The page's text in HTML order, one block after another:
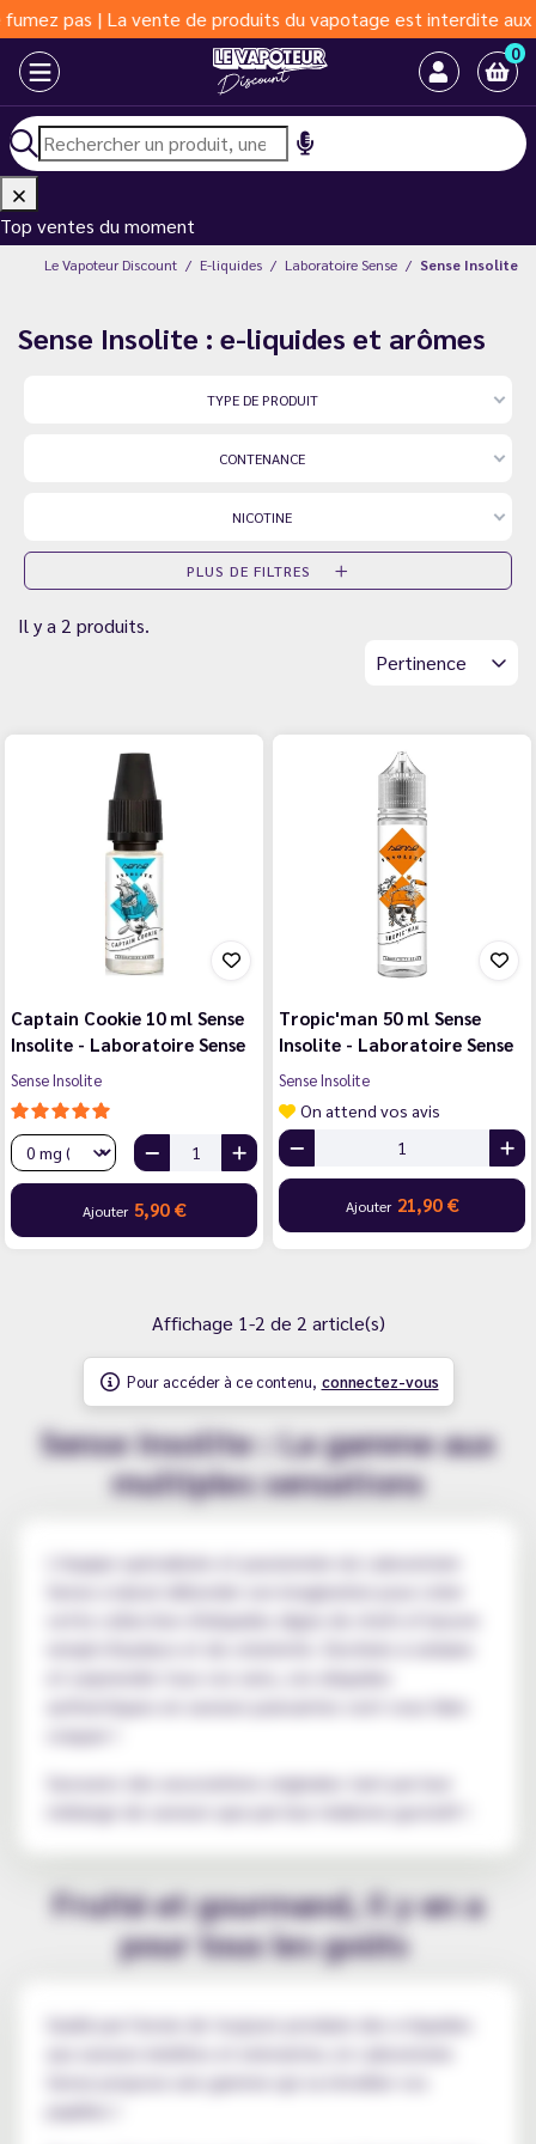
pas | La vente de produits du vapotage est interdite aux
0
Top ventes du moment
Le Vapoteur Discount E-liquides Laboratoire Sense Sense Insolite
Sense Insolite : e-liquides et arômes
TYPE DE PRODUIT
CONTENANCE
NICOTINE
PLUS DE FILTRES
Il y a 2 produits.
Pertinence
Captain Cookie 10 ml Sense
Insolite - Laboratoire Sense
Sense Insolite
Ajouter 5,90 €
Tropic'man 50 ml Sense
Insolite - Laboratoire Sense
Sense Insolite
On attend vos avis
Ajouter 21,90 €
Affichage 1-2 de 2 article(s)
Pour accéder à ce contenu, connectez-vous
Sense Insolite : La gamme aux
multiples sensations
L'équipe spécialisée et passionnée du Laboratoire
Sense a laissé déborder son imagination pour créer
cette collection d'eliquides digne de chefs-d’œuvre
et surprendre tous vos sens, ces eliquides
authentiques en saveurs puissantes vont vous faire
craquer !
Savourez des associations originales tant par leur
mélange de saveurs que par leur réalisme gustatif !
Fruité et gourmand, il y en a
pour tous les goûts
Guidé par l'envie de toujours produire des e-liquides
Sense propose une gamme qui va réveiller vos
papilles !